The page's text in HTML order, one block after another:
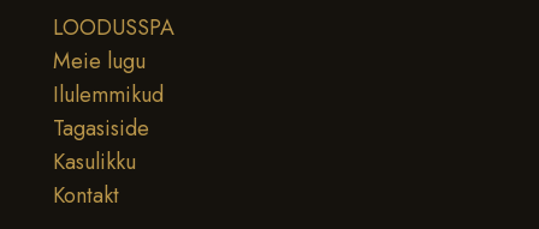
LOODUSSPA
Meie lugu
Ilulemmikud
Tagasiside
Kasulikku
Kontakt